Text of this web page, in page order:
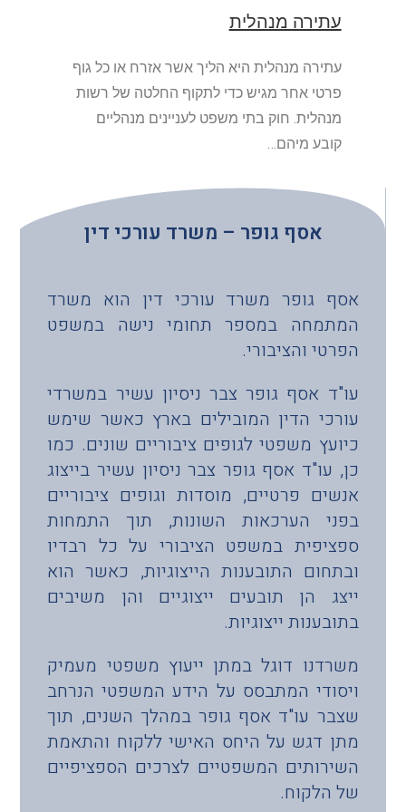
עתירה מנהלית
עתירה מנהלית היא הליך אשר אזרח או כל גוף
פרטי אחר מגיש כדי לתקוף החלטה של רשות
מנהלית. חוק בתי משפט לעניינים מנהליים
קובע מיהם…
אסף גופר – משרד עורכי דין
אסף גופר משרד עורכי דין הוא משרד
המתמחה במספר תחומי נישה במשפט
הפרטי והציבורי.
עו"ד אסף גופר צבר ניסיון עשיר במשרדי
עורכי הדין המובילים בארץ כאשר שימש
כיועץ משפטי לגופים ציבוריים שונים. כמו
כן, עו"ד אסף גופר צבר ניסיון עשיר בייצוג
אנשים פרטיים, מוסדות וגופים ציבוריים
בפני הערכאות השונות, תוך התמחות
ספציפית במשפט הציבורי על כל רבדיו
ובתחום התובענות הייצוגיות, כאשר הוא
ייצג הן תובעים ייצוגיים והן משיבים
בתובענות ייצוגיות.
משרדנו דוגל במתן ייעוץ משפטי מעמיק
ויסודי המתבסס על הידע המשפטי הנרחב
שצבר עו"ד אסף גופר במהלך השנים, תוך
מתן דגש על היחס האישי ללקוח והתאמת
השירותים המשפטיים לצרכים הספציפיים
של הלקוח.